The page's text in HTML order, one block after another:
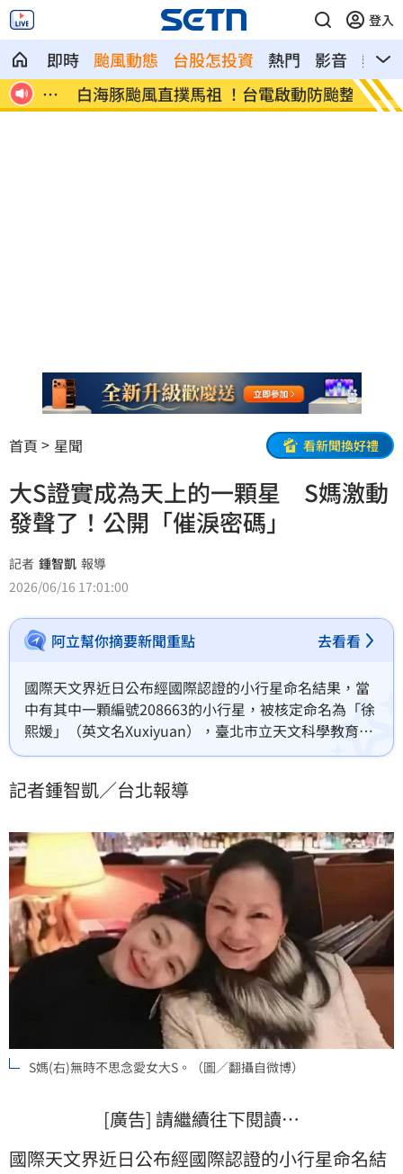
登入
即時 颱風動態 台股怎投資 熱門 影音
熱搜
屍
白海豚颱風直撲馬祖 ！台電啟動防颱整備
狄志
話
首頁 星聞 看新聞換好禮
大S證實成為天上的一顆星 S媽激動
發聲了！公開「催淚密碼」
記者 鍾智凱 報導
2026/06/16 17:01:00
阿立幫你摘要新聞重點 去看看
國際天文界近日公布經國際認證的小行星命名結果，當
中有其中一顆編號208663的小行星，被核定命名為「徐
熙媛」（英文名Xuxiyuan），臺北市立天文科學教育館
的官方臉書粉專「臺北天文通」也留言「這是真的」；
記者鍾智凱／台北報導
S媽(右)無時不思念愛女大S。（圖／翻攝自微博）
[廣告] 請繼續往下閱讀…
國際天文界近日公布經國際認證的小行星命名結